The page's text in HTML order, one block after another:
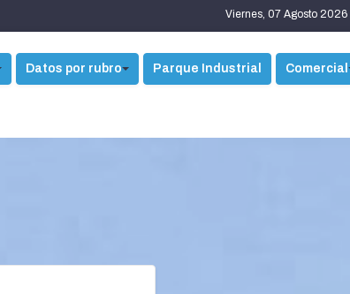
Viernes, 07 Agosto 2026
Datos por rubro Parque Industrial Comercial